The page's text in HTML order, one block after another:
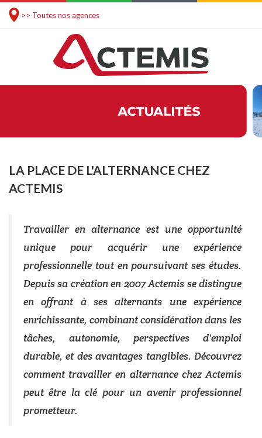
>> Toutes nos agences
LA PLACE DE L'ALTERNANCE CHEZ
ACTEMIS
Travailler en alternance est une opportunité
unique pour acquérir une expérience
professionnelle tout en poursuivant ses études.
Depuis sa création en 2007 Actemis se distingue
en offrant à ses alternants une expérience
enrichissante, combinant considération dans les
tâches, autonomie, perspectives d'emploi
durable, et des avantages tangibles. Découvrez
comment travailler en alternance chez Actemis
peut être la clé pour un avenir professionnel
prometteur.